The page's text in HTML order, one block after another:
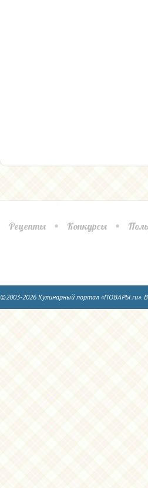
Рецепты Конкурсы
©2003-2026 Кулинарный портал «ПОВАРЫ.ru».